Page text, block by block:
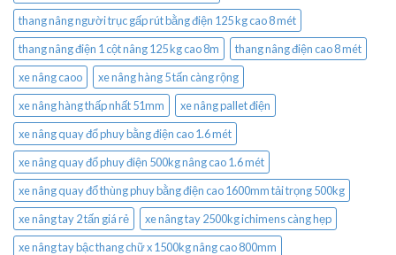
thang nâng người trục gấp rút bằng điện 125 kg cao 8 mét
thang nâng điện 1 cột nâng 125 kg cao 8m
thang nâng điện cao 8 mét
xe nâng caoo
xe nâng hàng 5 tấn càng rộng
xe nâng hàng thấp nhất 51mm
xe nâng pallet điện
xe nâng quay đổ phuy bằng điện cao 1.6 mét
xe nâng quay đổ phuy điện 500kg nâng cao 1.6 mét
xe nâng quay đổ thùng phuy bằng điện cao 1600mm tải trọng 500kg
xe nâng tay 2 tấn giá rẻ
xe nâng tay 2500kg ichimens càng hẹp
xe nâng tay bậc thang chữ x 1500kg nâng cao 800mm